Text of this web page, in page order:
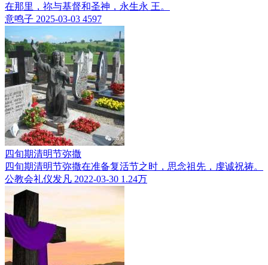
在那里，祢与基督和圣神，永生永 王。
意鸣子 2025-03-03 4597
四旬期清明节弥撒
四旬期清明节弥撒在准备复活节之时，思念祖先，虔诚祝祷。
公教会礼仪发凡 2022-03-30 1.24万